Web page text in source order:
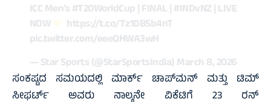
ICC Men’s#T20WorldCup | FINAL |#INDvNZ | LIVE
NOW
https://t.co/Tz1DBSb4nT
pic.twitter.com/eeeQHWA3wH
— Star Sports (@StarSportsIndia) March 8, 2026
ಸಂಕಷ್ಟದ ಸಮಯದಲ್ಲಿ ಮಾರ್ಕ್‌ ಚಾಪ್‌ಮನ್‌ ಮತ್ತು ಟಿಮ್
ಸೀಫರ್ಟ್ ಅವರು ನಾಲ್ಕನೇ ವಿಕೆಟಿಗೆ 23 ರನ್‌